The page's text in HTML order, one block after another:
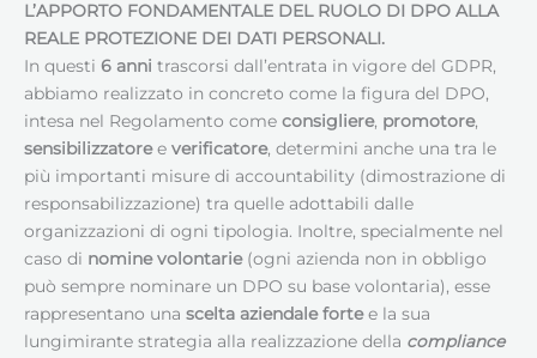
L’APPORTO FONDAMENTALE DEL RUOLO DI DPO ALLA
REALE PROTEZIONE DEI DATI PERSONALI.
In questi 6 anni trascorsi dall’entrata in vigore del GDPR,
abbiamo realizzato in concreto come la figura del DPO,
intesa nel Regolamento come consigliere, promotore,
sensibilizzatoree verificatore, determini anche una tra le
più importanti misure di accountability (dimostrazione di
responsabilizzazione) tra quelle adottabili dalle
organizzazioni di ogni tipologia. Inoltre, specialmente nel
caso di nomine volontarie(ogni azienda non in obbligo
può sempre nominare un DPO su base volontaria), esse
rappresentano una scelta aziendale fortee la sua
lungimirante strategia alla realizzazione della compliance